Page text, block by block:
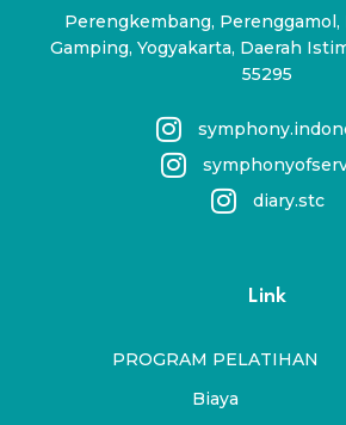
Perengkembang, Perenggamol,
Gamping, Yogyakarta, Daerah
55295
diary.stc
Link
PROGRAM PELATIHAN
Biaya